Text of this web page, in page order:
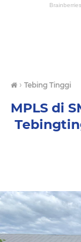
› Tebing Tinggi
MPLS di